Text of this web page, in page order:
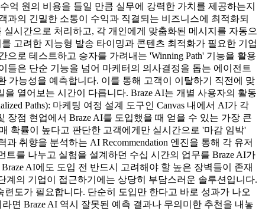
억 원의 비용을 들일 만큼 실무에 강력한 가치를 제공하는지
의 긴밀한 소통이 수익과 직결되는 비즈니스에 최적화되
시간으로 처리하고, 각 개인에게 맞춤화된 메시지를 자동으
고려한 지능형 발송 타이밍과 콘텐츠 최적화가 필요한 기업
로 테스트하고 승자를 가려내는 'Winning Path' 기능을 활용
들은 단순 기능을 넘어 마케터의 의사결정을 돕는 에이전트
가능성을 예측합니다. 이를 통해 고객이 이탈하기 직전에 맞
열어보는 시간이 다릅니다. Braze AI는 개별 사용자의 활동
Paths): 마케팅 여정 설계 도구인 Canvas 내에서 AI가 각
점 현업에서 Braze AI를 도입했을 때 얻을 수 있는 가장 큰
확률이 높다고 판단한 고객에게만 실시간으로 '마감 임박'
취향을 분석하는 AI Recommendation 엔진을 통해 각 유저
를 나누고 실험을 설계하던 수십 시간의 업무를 Braze AI가
AI에도 도입 전 반드시 고려해야 할 높은 장벽들이 존재
의 기업이 접근하기에는 상당히 부담스러운 솔루션입니다.
도가 필요합니다. 단순히 도입만 한다고 바로 성과가 나오
면 Braze AI 역시 잘못된 예측 결과나 무의미한 추천을 내놓